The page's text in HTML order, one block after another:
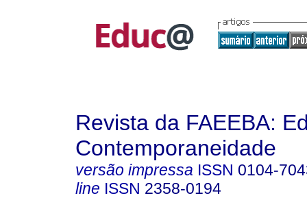
Revista da FAEEBA:
Contemporaneidade
versão impressa ISSN 0104-
line ISSN 2358-0194